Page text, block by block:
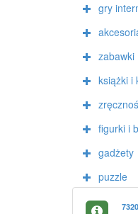
gry
zabawki
książki i
figurki i
gadżety
puzzle